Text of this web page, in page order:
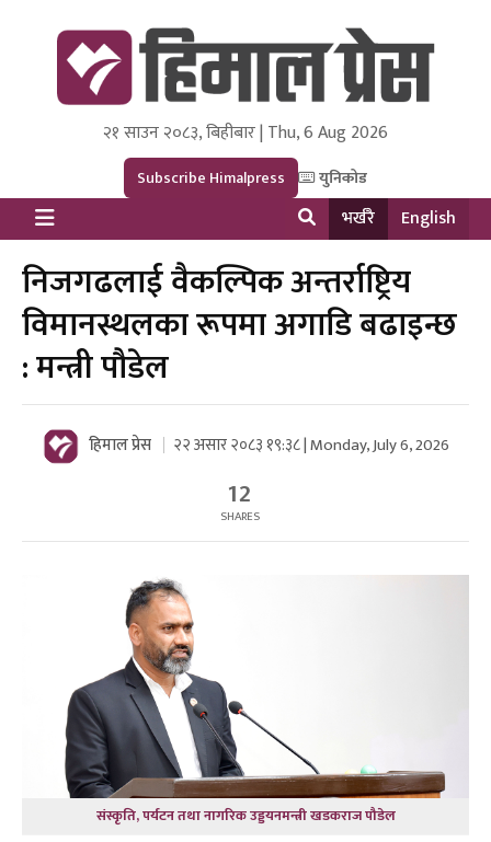
Himal Press
Dot NewsyNepal Media and Research Pvt Ltd.
२१ साउन २०८३, बिहीबार | Thu, 6 Aug 2026
Subscribe Himalpress युनिकोड
भर्खरै English
निजगढलाई वैकल्पिक अन्तर्राष्ट्रिय
विमानस्थलका रूपमा अगाडि बढाइन्छ
: मन्त्री पौडेल
हिमाल प्रेस २२ असार २०८३ १९:३८ | Monday, July 6, 2026
12
SHARES
संस्कृति, पर्यटन तथा नागरिक उड्डयनमन्त्री खडकराज पौडेल